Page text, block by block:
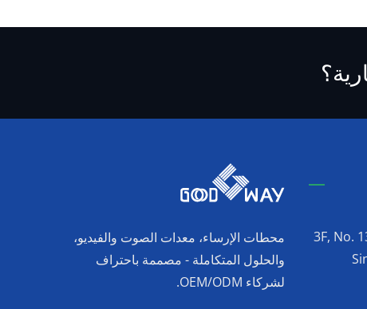
محطات الإرساء، معدات الصوت والفيديو،
والحلول المتكاملة - مصممة باحتراف
لشركاء OEM/ODM.
3F, No.